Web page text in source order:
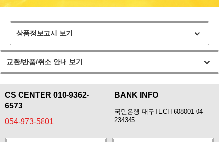
상품정보고시 보기
교환/반품/취소 안내 보기
CS CENTER 010-9362-
6573
054-973-5801
BANK INFO
국민은행 대구TECH 608001-04-
234345